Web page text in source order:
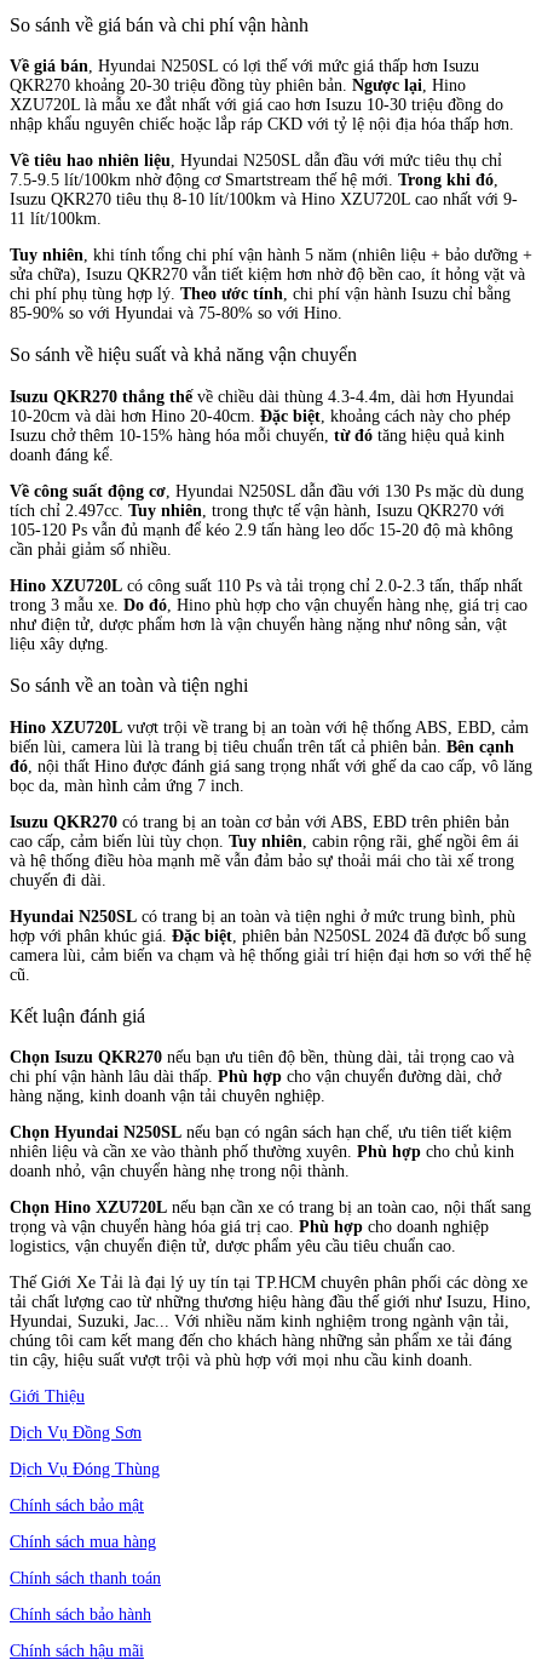
So sánh về giá bán và chi phí vận hành
Về giá bán, Hyundai N250SL có lợi thế với mức giá thấp hơn Isuzu
QKR270 khoảng 20-30 triệu đồng tùy phiên bản. Ngược lại, Hino
XZU720L là mẫu xe đắt nhất với giá cao hơn Isuzu 10-30 triệu đồng do
nhập khẩu nguyên chiếc hoặc lắp ráp CKD với tỷ lệ nội địa hóa thấp hơn.
Về tiêu hao nhiên liệu, Hyundai N250SL dẫn đầu với mức tiêu thụ chỉ
7.5-9.5 lít/100km nhờ động cơ Smartstream thế hệ mới. Trong khi đó,
Isuzu QKR270 tiêu thụ 8-10 lít/100km và Hino XZU720L cao nhất với 9-
11 lít/100km.
Tuy nhiên, khi tính tổng chi phí vận hành 5 năm (nhiên liệu + bảo dưỡng +
sửa chữa), Isuzu QKR270 vẫn tiết kiệm hơn nhờ độ bền cao, ít hỏng vặt và
chi phí phụ tùng hợp lý. Theo ước tính, chi phí vận hành Isuzu chỉ bằng
85-90% so với Hyundai và 75-80% so với Hino.
So sánh về hiệu suất và khả năng vận chuyển
Isuzu QKR270 thắng thế về chiều dài thùng 4.3-4.4m, dài hơn Hyundai
10-20cm và dài hơn Hino 20-40cm. Đặc biệt , khoảng cách này cho phép
Isuzu chở thêm 10-15% hàng hóa mỗi chuyến, từ đó tăng hiệu quả kinh
doanh đáng kể.
Về công suất động cơ , Hyundai N250SL dẫn đầu với 130 Ps mặc dù dung
tích chỉ 2.497cc. Tuy nhiên , trong thực tế vận hành, Isuzu QKR270 với
105-120 Ps vẫn đủ mạnh để kéo 2.9 tấn hàng leo dốc 15-20 độ mà không
cần phải giảm số nhiều.
Hino XZU720L có công suất 110 Ps và tải trọng chỉ 2.0-2.3 tấn, thấp nhất
trong 3 mẫu xe. Do đó , Hino phù hợp cho vận chuyển hàng nhẹ, giá trị cao
như điện tử, dược phẩm hơn là vận chuyển hàng nặng như nông sản, vật
liệu xây dựng.
So sánh về an toàn và tiện nghi
Hino XZU720L vượt trội về trang bị an toàn với hệ thống ABS, EBD, cảm
biến lùi, camera lùi là trang bị tiêu chuẩn trên tất cả phiên bản. Bên cạnh
đó , nội thất Hino được đánh giá sang trọng nhất với ghế da cao cấp, vô lăng
bọc da, màn hình cảm ứng 7 inch.
Isuzu QKR270 có trang bị an toàn cơ bản với ABS, EBD trên phiên bản
cao cấp, cảm biến lùi tùy chọn. Tuy nhiên , cabin rộng rãi, ghế ngồi êm ái
và hệ thống điều hòa mạnh mẽ vẫn đảm bảo sự thoải mái cho tài xế trong
chuyến đi dài.
Hyundai N250SL có trang bị an toàn và tiện nghi ở mức trung bình, phù
hợp với phân khúc giá. Đặc biệt , phiên bản N250SL 2024 đã được bổ sung
camera lùi, cảm biến va chạm và hệ thống giải trí hiện đại hơn so với thế hệ
cũ.
Kết luận đánh giá
Chọn Isuzu QKR270 nếu bạn ưu tiên độ bền, thùng dài, tải trọng cao và
chi phí vận hành lâu dài thấp. Phù hợp cho vận chuyển đường dài, chở
hàng nặng, kinh doanh vận tải chuyên nghiệp.
Chọn Hyundai N250SL nếu bạn có ngân sách hạn chế, ưu tiên tiết kiệm
nhiên liệu và cần xe vào thành phố thường xuyên. Phù hợp cho chủ kinh
doanh nhỏ, vận chuyển hàng nhẹ trong nội thành.
Chọn Hino XZU720L nếu bạn cần xe có trang bị an toàn cao, nội thất sang
trọng và vận chuyển hàng hóa giá trị cao. Phù hợp cho doanh nghiệp
logistics, vận chuyển điện tử, dược phẩm yêu cầu tiêu chuẩn cao.
Thế Giới Xe Tải là đại lý uy tín tại TP.HCM chuyên phân phối các dòng xe
tải chất lượng cao từ những thương hiệu hàng đầu thế giới như Isuzu, Hino,
Hyundai, Suzuki, Jac... Với nhiều năm kinh nghiệm trong ngành vận tải,
chúng tôi cam kết mang đến cho khách hàng những sản phẩm xe tải đáng
tin cậy, hiệu suất vượt trội và phù hợp với mọi nhu cầu kinh doanh.
Giới Thiệu
Dịch Vụ Đồng Sơn
Dịch Vụ Đóng Thùng
Chính sách bảo mật
Chính sách mua hàng
Chính sách thanh toán
Chính sách bảo hành
Chính sách hậu mãi